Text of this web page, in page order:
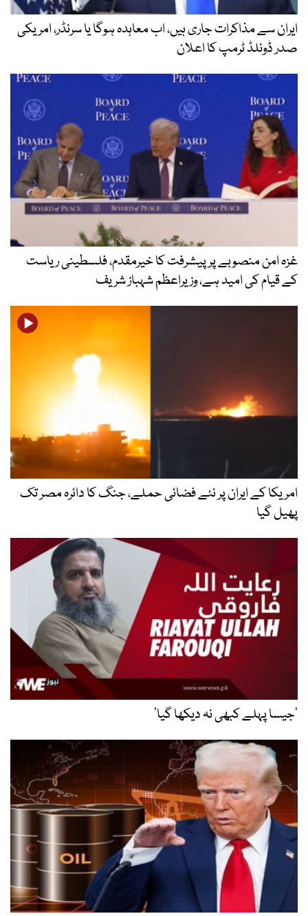
ایران سے مذاکرات جاری ہیں، اب معاہدہ ہوگا یا سرنڈر، امریکی
صدر ڈونلڈ ٹرمپ کا اعلان
غزہ امن منصوبے پر پیشرفت کا خیرمقدم، فلسطینی ریاست
کے قیام کی امید ہے، وزیراعظم شہباز شریف
امریکا کے ایران پر نئے فضائی حملے، جنگ کا دائرہ مصر تک
پھیل گیا
’جیسا پہلے کبھی نہ دیکھا گیا‘